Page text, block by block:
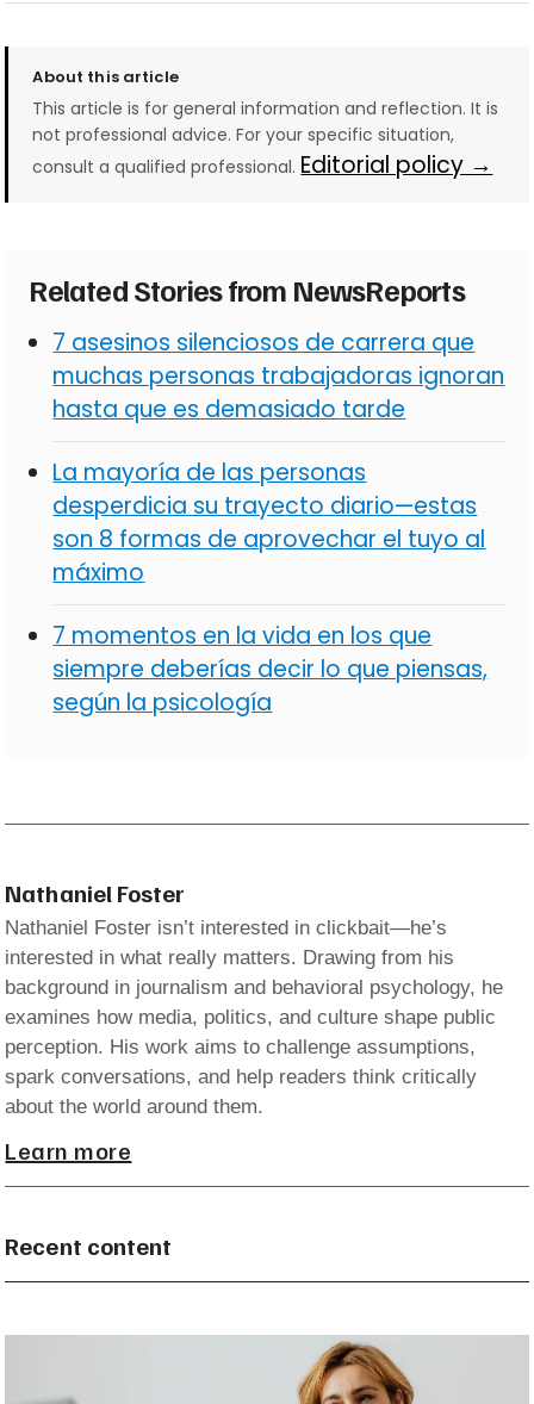
About this article
This article is for general information and reflection. It is
not professional advice. For your specific situation,
consult a qualified professional. Editorial policy →
Related Stories from NewsReports
7 asesinos silenciosos de carrera que
muchas personas trabajadoras ignoran
hasta que es demasiado tarde
La mayoría de las personas
desperdicia su trayecto diario—estas
son 8 formas de aprovechar el tuyo al
máximo
7 momentos en la vida en los que
siempre deberías decir lo que piensas,
según la psicología
Nathaniel Foster
Nathaniel Foster isn’t interested in clickbait—he’s
interested in what really matters. Drawing from his
background in journalism and behavioral psychology, he
examines how media, politics, and culture shape public
perception. His work aims to challenge assumptions,
spark conversations, and help readers think critically
about the world around them.
Learn more
Recent content